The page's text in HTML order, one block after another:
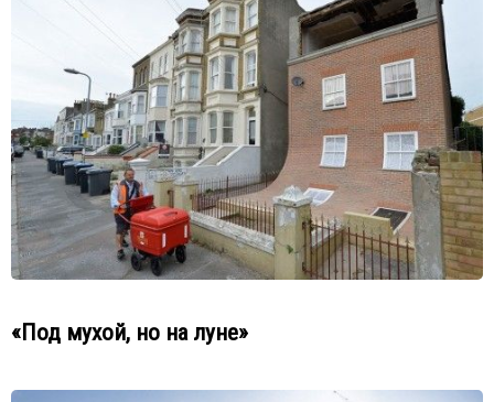
«Под мухой, но на луне»